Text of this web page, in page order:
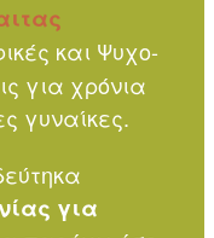
και Ψυχο-
για χρόνια
γυναίκες.
για